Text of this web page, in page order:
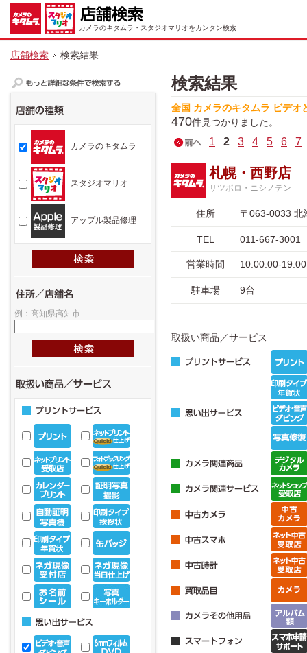
カメラのキタムラ・スタジオマリオをカンタン検索
店舗検索 検索結果
検索結果
全国 カメラのキタムラ ビデオ
470件見つかりました。
1 2 3 4 5 6 7
札幌・西野店
サツポロ・ニシノテン
住所 〒063-0033 北
TEL 011-667-3001
営業時間 10:00:00-
駐車場 9台
取扱い商品／サービス
カメラのキタムラ
スタジオマリオ
アップル製品修理
例：高知県高知市